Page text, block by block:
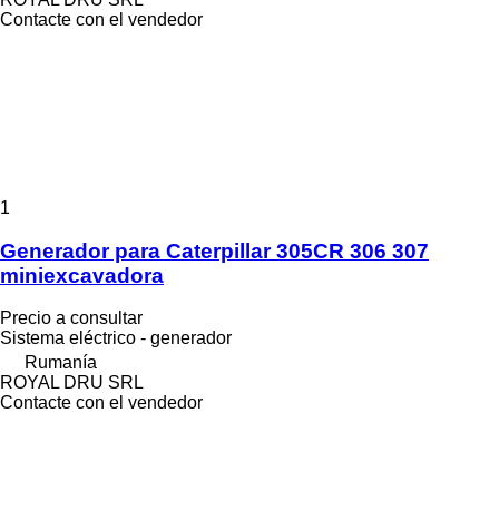
Contacte con el vendedor
1
Generador para Caterpillar 305CR 306 307
miniexcavadora
Precio a consultar
Sistema eléctrico - generador
Rumanía
ROYAL DRU SRL
Contacte con el vendedor